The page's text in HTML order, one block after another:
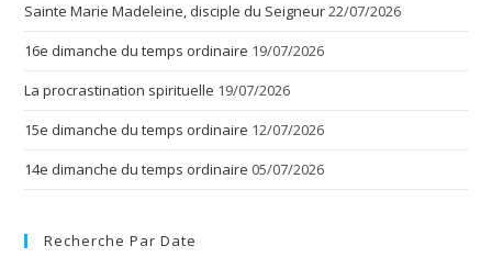
Sainte Marie Madeleine, disciple du Seigneur22/07/2026
16e dimanche du temps ordinaire 19/07/2026
La procrastination spirituelle 19/07/2026
15e dimanche du temps ordinaire 12/07/2026
14e dimanche du temps ordinaire 05/07/2026
Recherche Par Date